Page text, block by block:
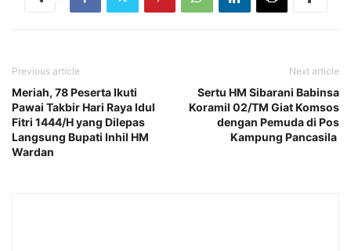
Previous article
Meriah, 78 Peserta Ikuti
Pawai Takbir Hari Raya Idul
Fitri 1444/H yang Dilepas
Langsung Bupati Inhil HM
Wardan
Next article
Sertu HM Sibarani Babinsa
Koramil 02/TM Giat Komsos
dengan Pemuda di Pos
Kampung Pancasila